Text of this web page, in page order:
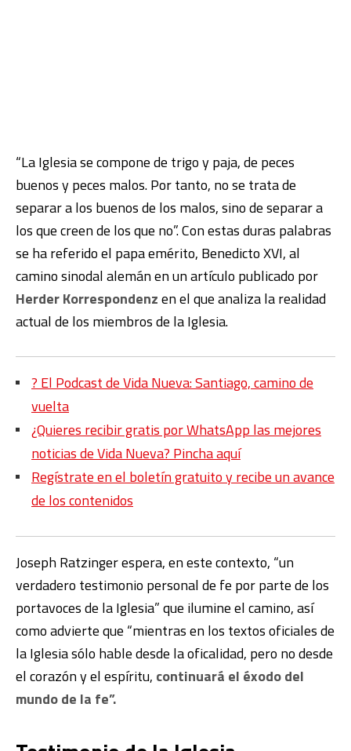
“La Iglesia se compone de trigo y paja, de peces
buenos y peces malos. Por tanto, no se trata de
separar a los buenos de los malos, sino de separar a
los que creen de los que no”. Con estas duras palabras
se ha referido el papa emérito, Benedicto XVI, al
camino sinodal alemán en un artículo publicado por
Herder Korrespondenzen el que analiza la realidad
actual de los miembros de la Iglesia.
?️ El Podcast de Vida Nueva: Santiago, camino de
vuelta
¿Quieres recibir gratis por WhatsApp las mejores
noticias de Vida Nueva? Pincha aquí
Regístrate en el boletín gratuito y recibe un avance
de los contenidos
Joseph Ratzinger espera, en este contexto, “un
verdadero testimonio personal de fe por parte de los
portavoces de la Iglesia” que ilumine el camino, así
como advierte que “mientras en los textos oficiales de
la Iglesia sólo hable desde la oficalidad, pero no desde
el corazón y el espíritu, continuará el éxodo del
mundo de la fe”.